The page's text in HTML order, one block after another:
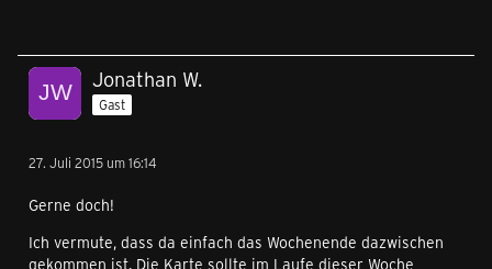
Jonathan W.
Gast
27. Juli 2015 um 16:14
Gerne doch!
Ich vermute, dass da einfach das Wochenende dazwischen
gekommen ist. Die Karte sollte im Laufe dieser Woche